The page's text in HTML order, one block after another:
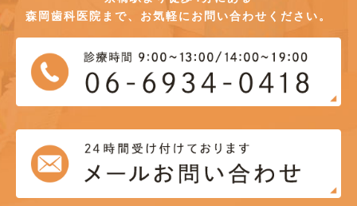
森岡歯科医院まで、お気軽にお問い合わせください。